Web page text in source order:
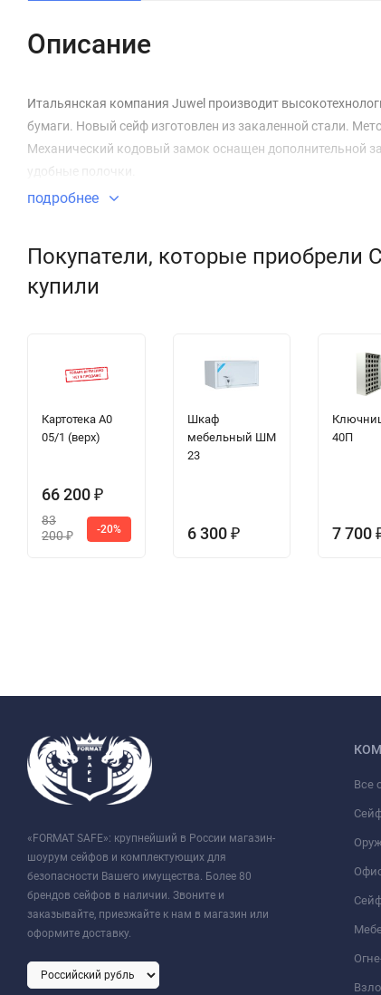
Описание
Итальянская компания Juwel производит
бумаги. Новый сейф изготовлен из закаленной стали.
Механический кодовый замок оснащен дополнительной
удобные полочки.
подробнее
Покупатели, которые приобрели
купили
Картотека A0
05/1 (верх)
66 200 ₽
83
200₽
-20%
Шкаф
мебельный ШМ
23
6 300 ₽
40П
7 700
«FORMAT SAFE»: крупнейший в России магазин-
шоурум сейфов и комплектующих для
безопасности Вашего имущества. Более 80
брендов сейфов в наличии. Звоните и
заказывайте, приезжайте к нам в магазин или
оформите доставку.
Все